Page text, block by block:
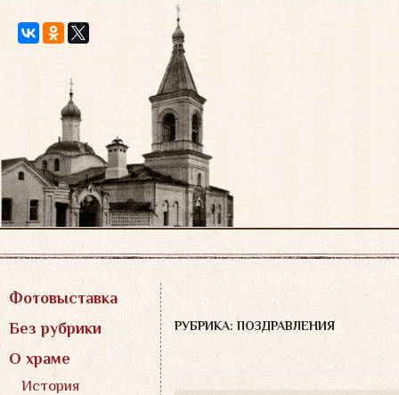
Фотовыставка
Без рубрики
О храме
История
РУБРИКА: ПОЗДРАВЛЕНИЯ